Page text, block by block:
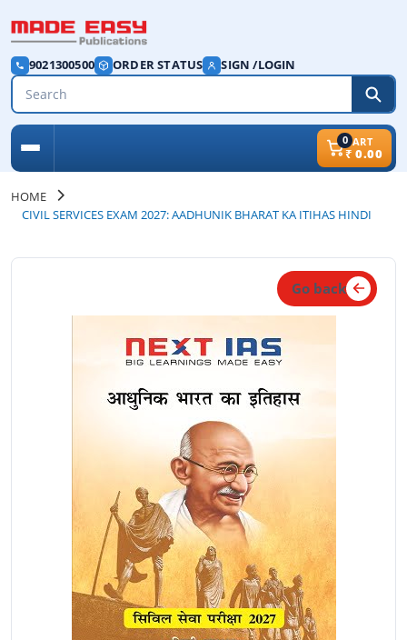
9021300500 ORDER STATUS SIGN /LOGIN
0CART
₹ 0.00
HOME
CIVIL SERVICES EXAM 2027: AADHUNIK BHARAT KA ITIHAS HINDI
Go back